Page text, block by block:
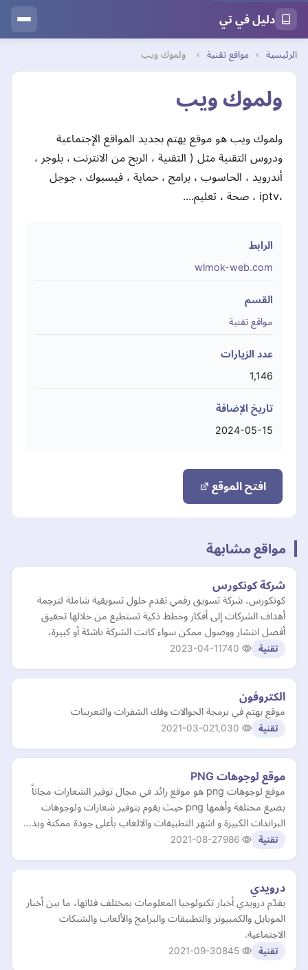
دليل في تي
الرئيسية › مواقع تقنية › ولموك ويب
ولموك ويب
ولموك ويب هو موقع يهتم بجديد المواقع الإجتماعية
ودروس التقنية مثل ( التقنية ، الربح من الانترنت ، بلوجر ،
أندرويد ، الحاسوب ، برامج ، حماية ، فيسبوك ، جوجل
،iptv ، صحة ، تعليم....
الرابط
wlmok-web.com
القسم
مواقع تقنية
عدد الزيارات
1,146
تاريخ الإضافة
2024-05-15
افتح الموقع
مواقع مشابهة
شركة كونكورس
كونكورس، شركة تسويق رقمي تقدم حلول تسويقية شاملة لترجمة
أهداف الشركات إلى أفكار وخطط ذكية تستطيع من خلالها تحقيق
أفضل انتشار ووصول ممكن سواء كانت الشركة ناشئة أو كبيرة،
تقنية 2023-04-11
الكتروفون
موقع يهتم في برمجة الجوالات وفك الشفرات والتعريبات
تقنية 2021-03-02
موقع لوجوهات PNG
موقع لوجوهات png هو موقع رائد في مجال توفير الشعارات مجاناً
بصيغ مختلفة وأهمها png حيث يقوم بتوفير شعارات ولوجوهات
البراندات الكبيرة و اشهر التطبيقات والالعاب بأعلى جودة ممكنة وبد…
تقنية 2021-08-27
درويدي
يقدّم درويدي أخبار تكنولوجيا المعلومات بمختلف فئاتها، ما بين أخبار
الموبايل والكمبيوتر والتطبيقات والبرامج والألعاب والشبكات
الاجتماعية.
تقنية 2021-09-30